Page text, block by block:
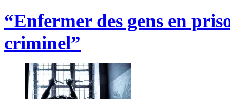
“Enfermer des gens en
criminel”